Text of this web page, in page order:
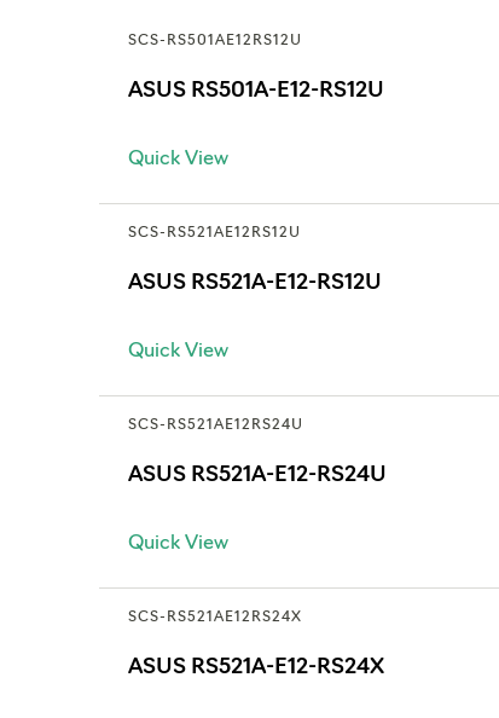
SCS-RS501AE12RS12U
ASUS RS501A-E12-RS12U
Quick View
SCS-RS521AE12RS12U
ASUS RS521A-E12-RS12U
Quick View
SCS-RS521AE12RS24U
ASUS RS521A-E12-RS24U
Quick View
SCS-RS521AE12RS24X
ASUS RS521A-E12-RS24X